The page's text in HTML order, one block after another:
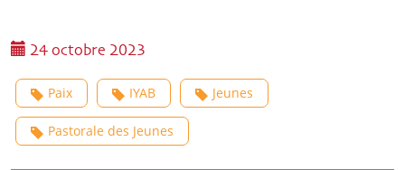
24 octobre 2023
Paix IYAB Jeunes
Pastorale des Jeunes